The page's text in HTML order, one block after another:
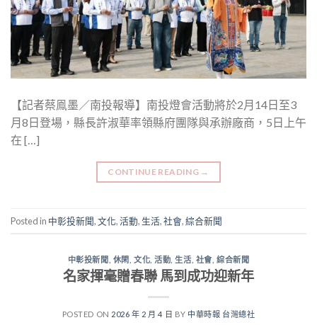
【記者蔡鳯墨／南投報導】南投燈會活動將於2月14日至3
月8日登場，縣長許淑華率領縣府團隊與承辦廠商，5日上午
在 […]
CONTINUE READING →
Posted in 中彰投新聞,文化,活動,生活,社會,綜合新聞
中彰投新聞 休閑 文化 ,活動 ,生活 社會, 綜合新聞
名家揮毫贈春聯 馬到成功迎新年
POSTED ON 2026 年 2 月 4 日 BY 中華時報 台灣總社